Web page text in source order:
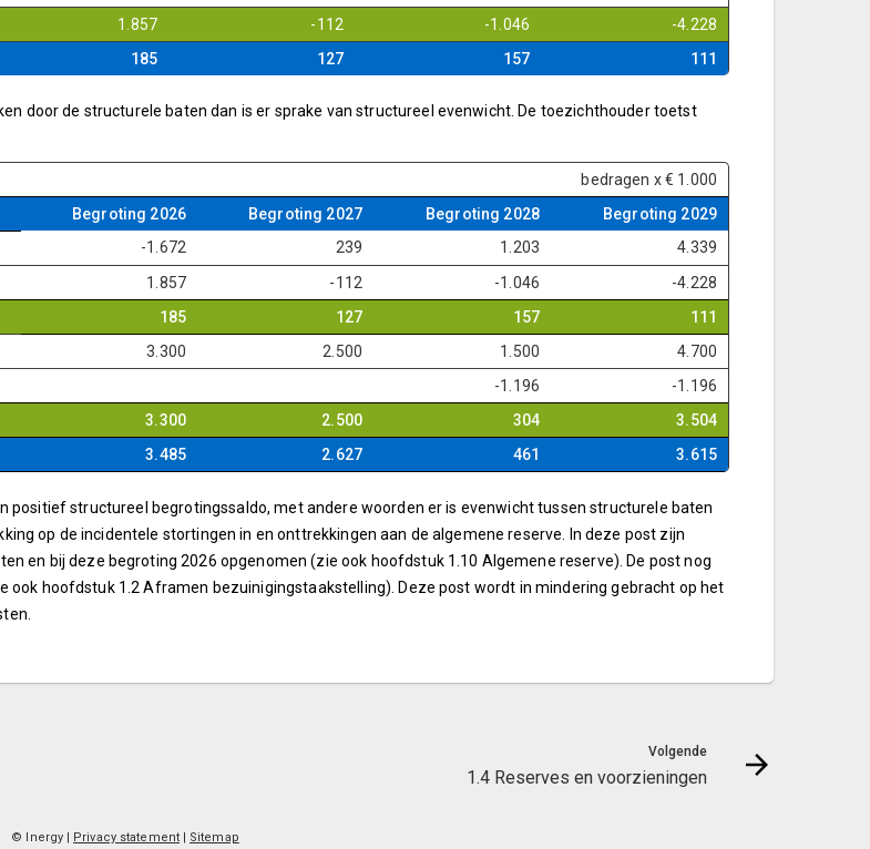
1.857 -112 -1.046
-4.228
185 127 157 111
door de structurele baten dan is er sprake van structureel evenwicht. De toezichthouder toetst
bedragen x € 1.000
Begroting 2026 Begroting 2027 Begroting 2028
Begroting 2029
-1.672 239 1.203
4.339
1.857 -112 -1.046
-4.228
185 127 157
111
3.300 2.500 1.500
4.700
-1.196
-1.196
3.300 2.500 304
3.504
3.485 2.627 461 3.615
positief structureel begrotingssaldo, met andere woorden er is evenwicht tussen structurele baten
op de incidentele stortingen in en onttrekkingen aan de algemene reserve. In deze post zijn
en bij deze begroting 2026 opgenomen (zie ook hoofdstuk 1.10 Algemene reserve). De post nog
hoofdstuk 1.2 Aframen bezuinigingstaakstelling). Deze post wordt in mindering gebracht op het
Volgende
1.4 Reserves en voorzieningen
© Inergy | Privacy statement| Sitemap